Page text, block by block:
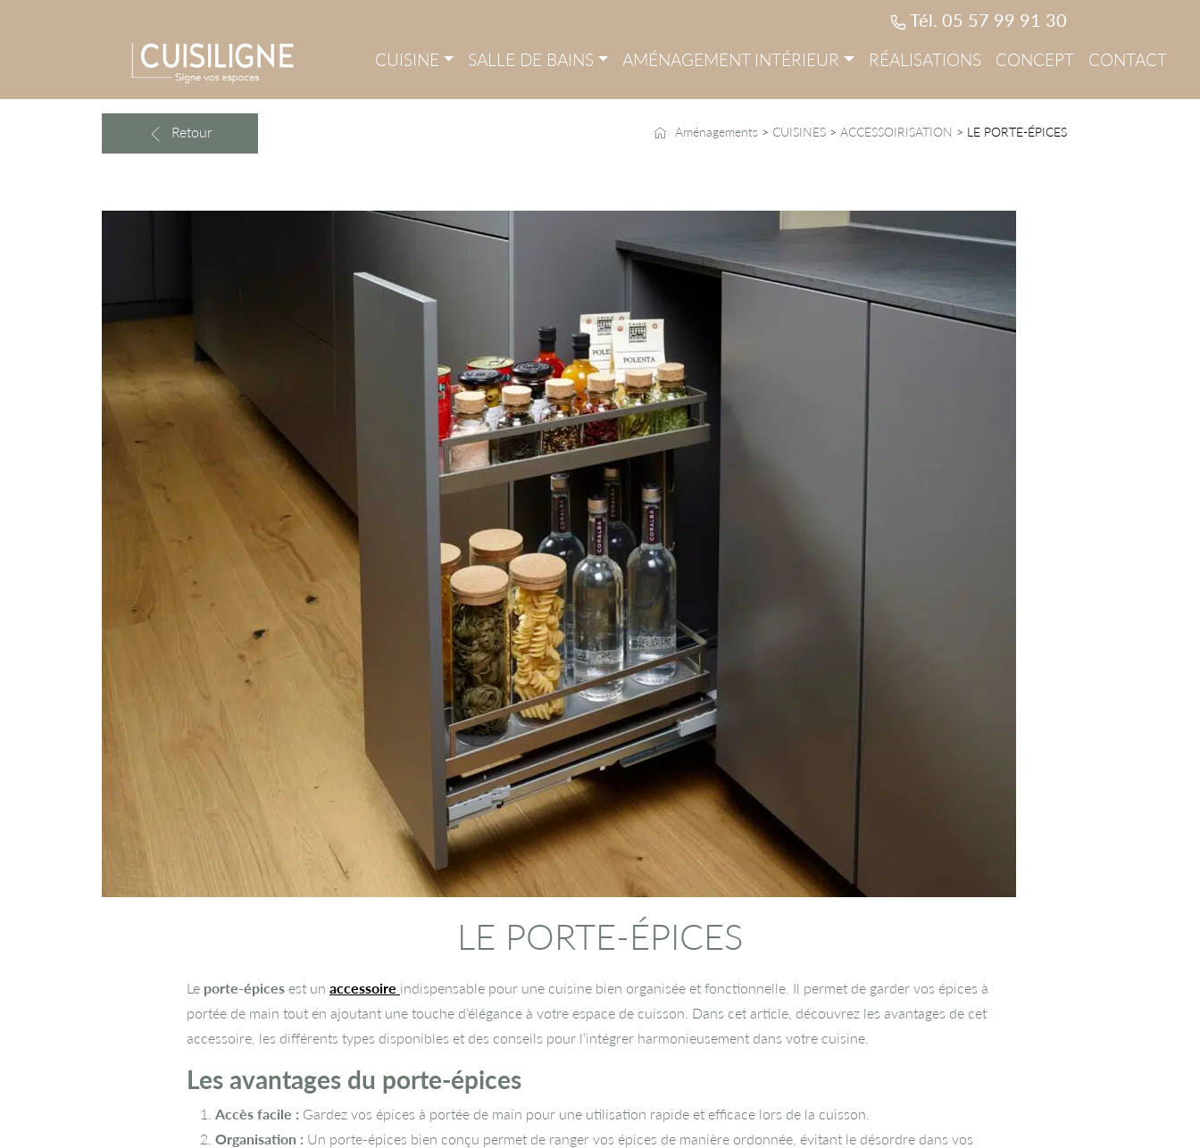
Tél. 05 57 99 91 30
CUISINE SALLE DE BAINS AMÉNAGEMENT INTÉRIEUR RÉALISATIONS CONCEPT CONTACT
Retour Aménagements > CUISINES > ACCESSOIRISATION > LE PORTE-ÉPICES
LE PORTE-ÉPICES
Le porte-épices est un accessoire indispensable pour une cuisine bien organisée et fonctionnelle. Il permet de garder vos épices à
portée de main tout en ajoutant une touche d’élégance à votre espace de cuisson. Dans cet article, découvrez les avantages de cet
accessoire, les différents types disponibles et des conseils pour l’intégrer harmonieusement dans votre cuisine.
Les avantages du porte-épices
Accès facile : Gardez vos épices à portée de main pour une utilisation rapide et efficace lors de la cuisson.
Organisation : Un porte-épices bien conçu permet de ranger vos épices de manière ordonnée, évitant le désordre dans vos